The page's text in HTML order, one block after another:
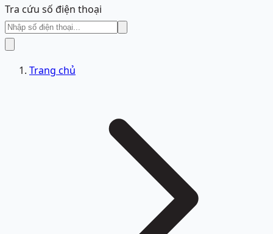
Tra cứu số điện thoại
Trang chủ